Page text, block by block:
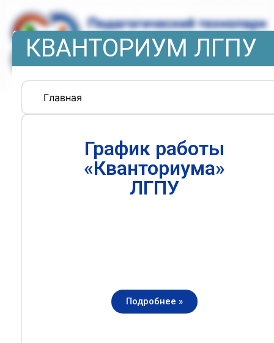
КВАНТОРИУМ ЛГПУ
Главная
График работы
«Кванториума»
ЛГПУ
Подробнее »